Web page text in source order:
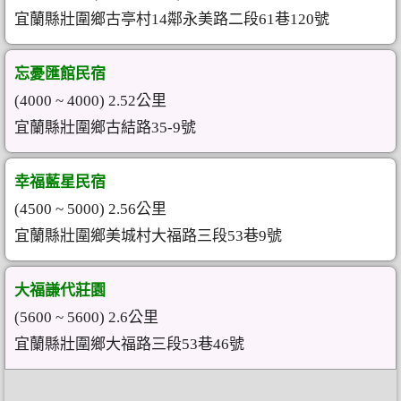
宜蘭縣壯圍鄉古亭村14鄰永美路二段61巷120號
忘憂匯館民宿
(4000 ~ 4000) 2.52公里
宜蘭縣壯圍鄉古結路35-9號
幸福藍星民宿
(4500 ~ 5000) 2.56公里
宜蘭縣壯圍鄉美城村大福路三段53巷9號
大福謙代莊園
(5600 ~ 5600) 2.6公里
宜蘭縣壯圍鄉大福路三段53巷46號